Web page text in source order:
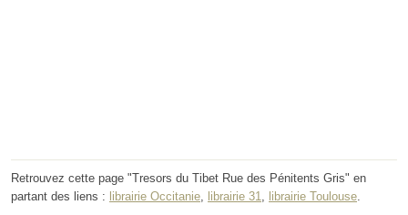
Retrouvez cette page "Tresors du Tibet Rue des Pénitents Gris" en
partant des liens : librairie Occitanie librairie 31 librairie Toulouse